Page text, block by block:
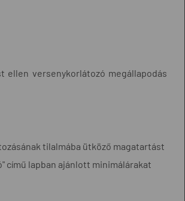
ellen versenykorlátozó megállapodás
tilalmába ütköző magatartást
című lapban ajánlott minimálárakat